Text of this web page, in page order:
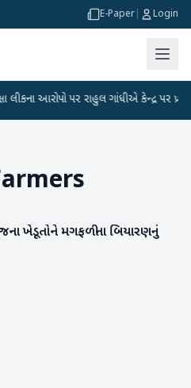
E-Paper Login
આરોપો પર રાહુલ ગાંધીએ કેન્દ્ર પર પ્રહાર
ખેડૂતોને મગફળીના બિયારણનું